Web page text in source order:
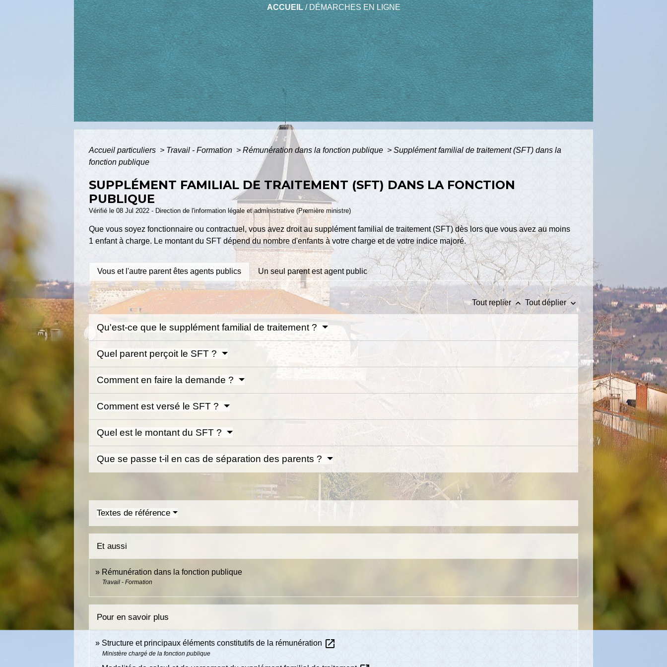
ACCUEIL/DÉMARCHES EN LIGNE
Accueil particuliers > Travail - Formation > Rémunération dans la fonction publique > Supplément familial de traitement (SFT) dans la
fonction publique
SUPPLÉMENT FAMILIAL DE TRAITEMENT (SFT) DANS LA FONCTION
PUBLIQUE
Vérifié le 08 Jul 2022 - Direction de l'information légale et administrative (Première ministre)
Que vous soyez fonctionnaire ou contractuel, vous avez droit au supplément familial de traitement (SFT) dès lors que vous avez au moins
1 enfant à charge. Le montant du SFT dépend du nombre d'enfants à votre charge et de votre indice majoré.
Vous et l'autre parent êtes agents publics Un seul parent est agent public
Tout replierkeyboard_arrow_up Tout déplier keyboard_arrow_down
Qu'est-ce que le supplément familial de traitement ?
Quel parent perçoit le SFT ?
Comment en faire la demande ?
Comment est versé le SFT ?
Quel est le montant du SFT ?
Que se passe t-il en cas de séparation des parents ?
Textes de référence
Et aussi
Rémunération dans la fonction publique
Travail - Formation
Pour en savoir plus
Structure et principaux éléments constitutifs de la rémunération open_in_new
Ministère chargé de la fonction publique